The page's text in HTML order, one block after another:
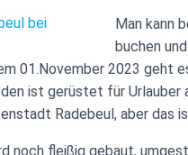
Man kann
buchen
01.November 2023 geht
ist gerüstet für
Radebeul, aber das
noch fleißig gebaut,